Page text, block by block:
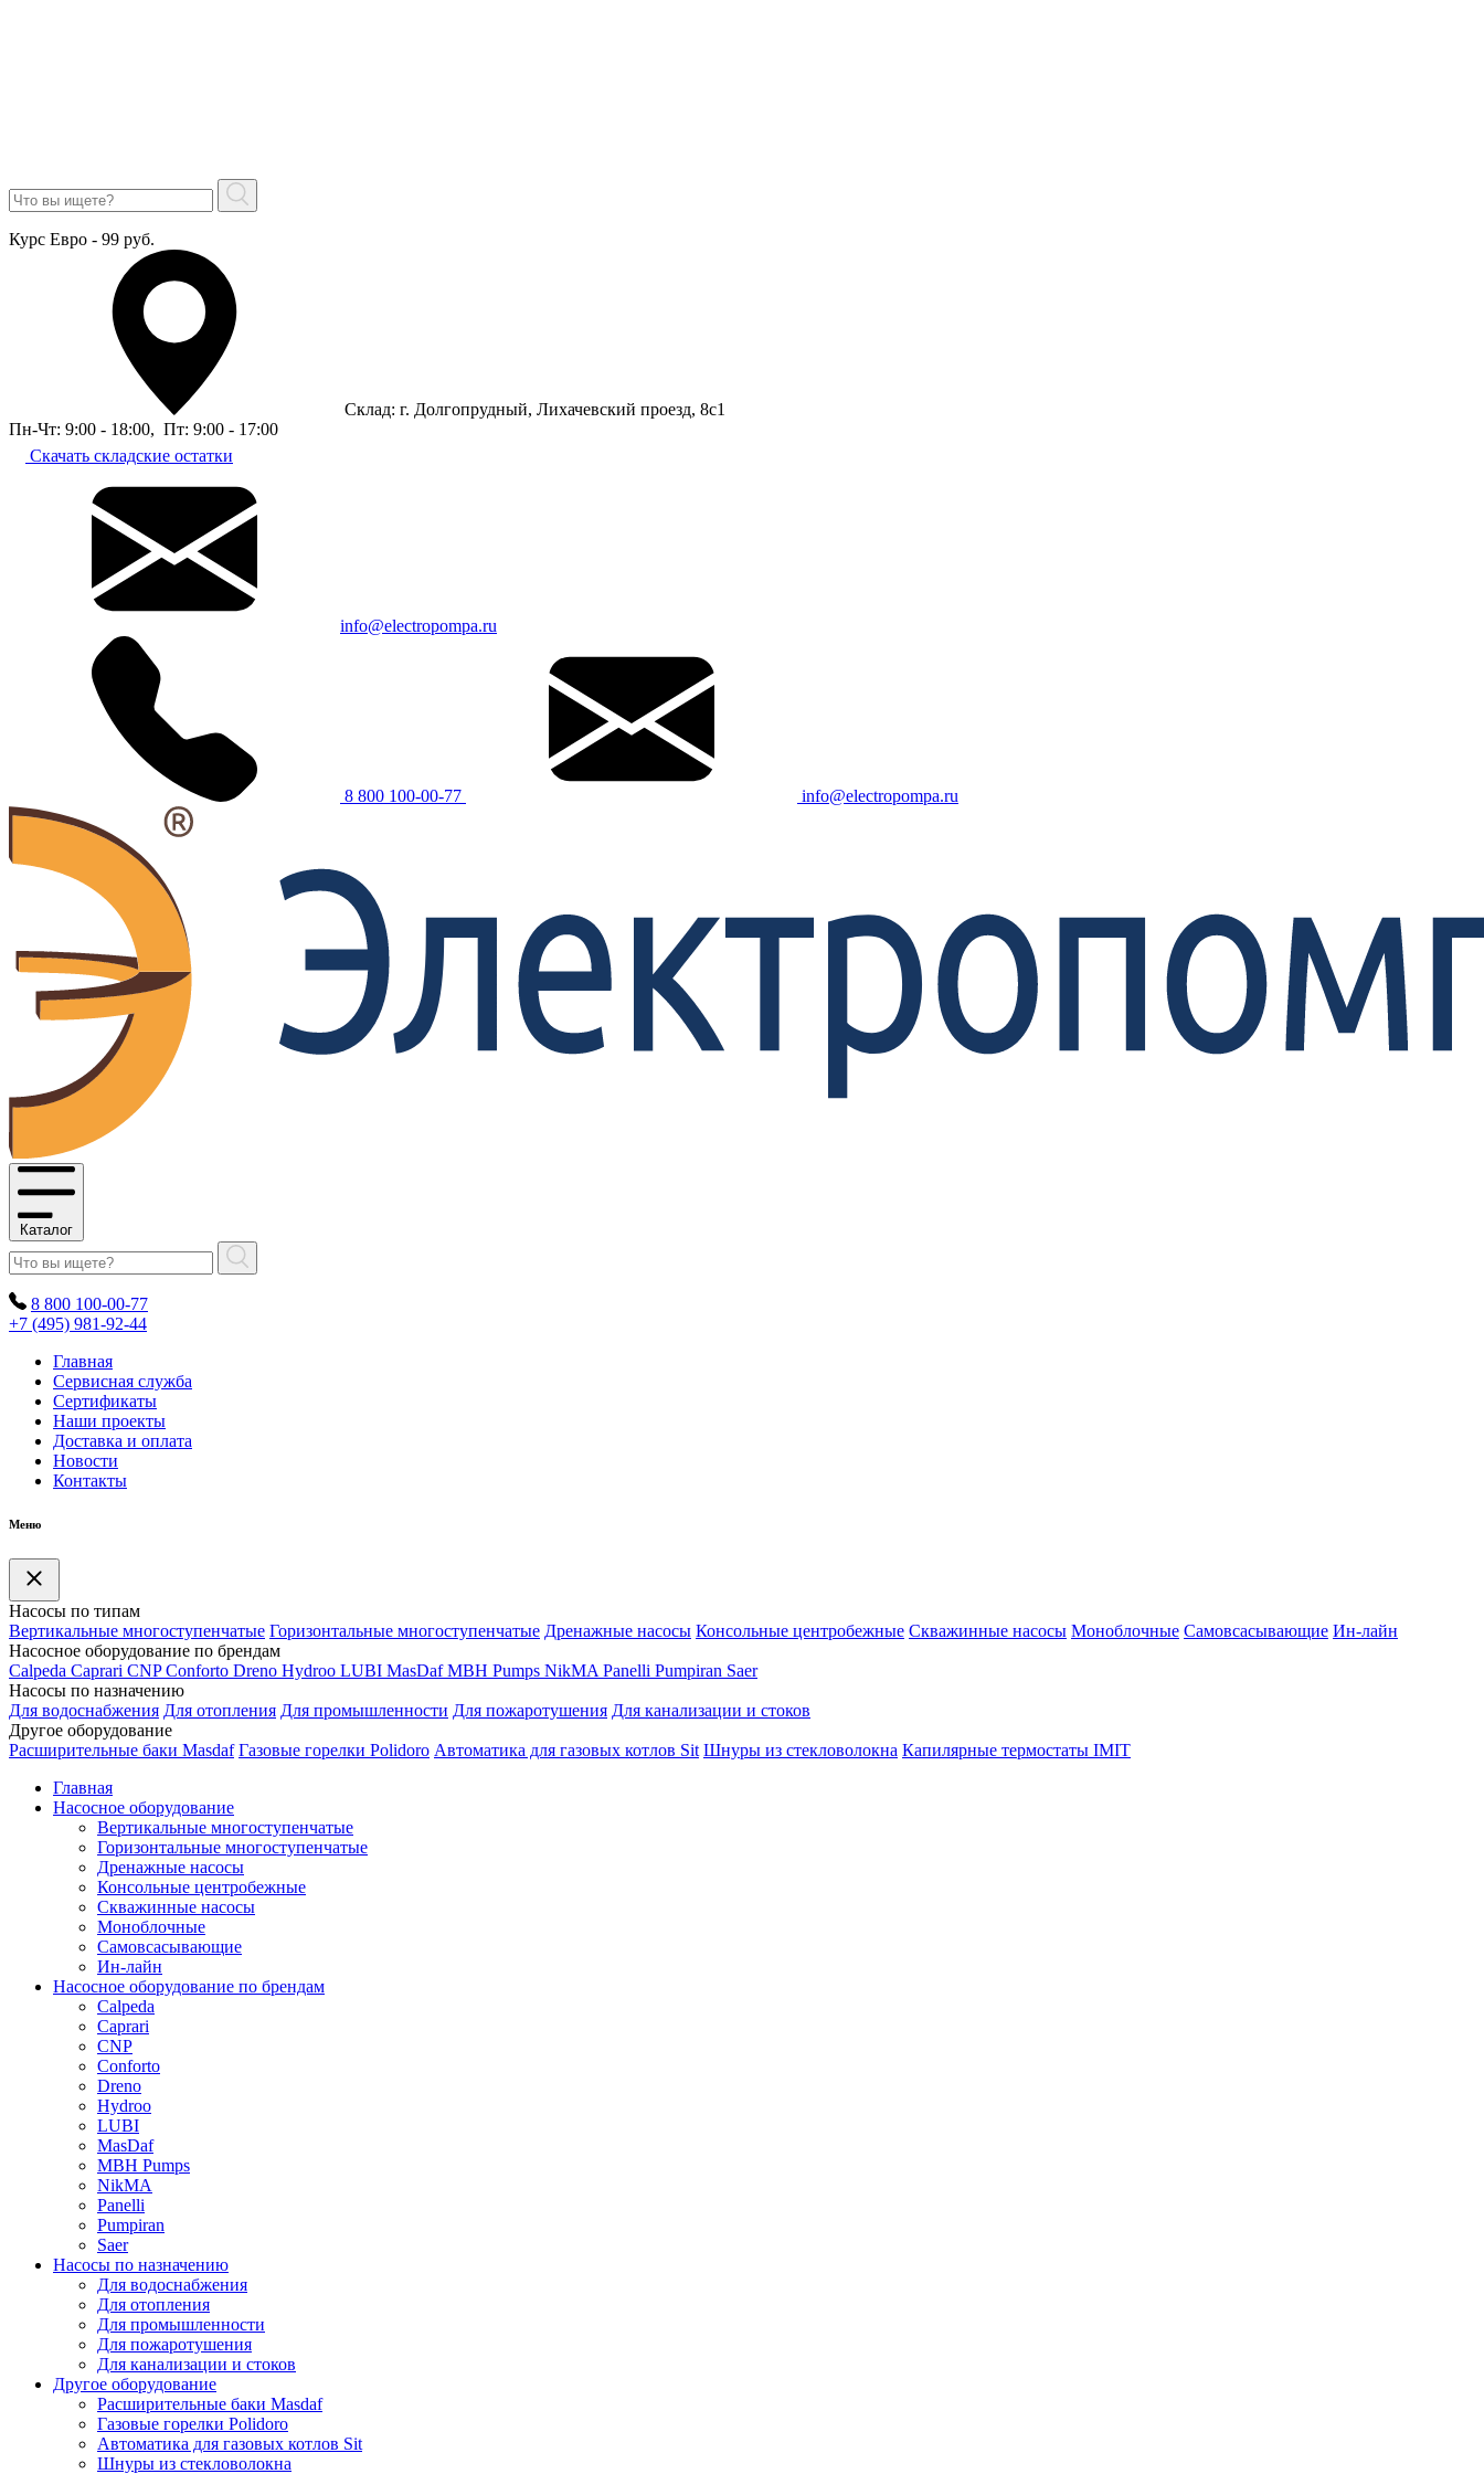
Курс Евро - 99 руб.
Склад: г. Долгопрудный, Лихачевский проезд, 8c1
Пн-Чт: 9:00 - 18:00, Пт: 9:00 - 17:00
Скачать складские остатки
info@electropompa.ru
8 800 100-00-77 info@electropompa.ru
Каталог
8 800 100-00-77
+7 (495) 981-92-44
Главная
Сервисная служба
Сертификаты
Наши проекты
Доставка и оплата
Новости
Контакты
Меню
Насосы по типам
Вертикальные многоступенчатые Горизонтальные многоступенчатые Дренажные насосы Консольные центробежные Скважинные насосы Моноблочные Самовсасывающие Ин-лайн
Насосное оборудование по брендам
Calpeda Caprari CNP Conforto Dreno Hydroo LUBI MasDaf MBH Pumps NikMA Panelli Pumpiran Saer
Насосы по назначению
Для водоснабжения Для отопления Для промышленности Для пожаротушения Для канализации и стоков
Другое оборудование
Расширительные баки Masdaf Газовые горелки Polidoro Автоматика для газовых котлов Sit Шнуры из стекловолокна Капилярные термостаты IMIT
Главная
Насосное оборудование
Вертикальные многоступенчатые
Горизонтальные многоступенчатые
Дренажные насосы
Консольные центробежные
Скважинные насосы
Моноблочные
Самовсасывающие
Ин-лайн
Насосное оборудование по брендам
Calpeda
Caprari
CNP
Conforto
Dreno
Hydroo
LUBI
MasDaf
MBH Pumps
NikMA
Panelli
Pumpiran
Saer
Насосы по назначению
Для водоснабжения
Для отопления
Для промышленности
Для пожаротушения
Для канализации и стоков
Другое оборудование
Расширительные баки Masdaf
Газовые горелки Polidoro
Автоматика для газовых котлов Sit
Шнуры из стекловолокна